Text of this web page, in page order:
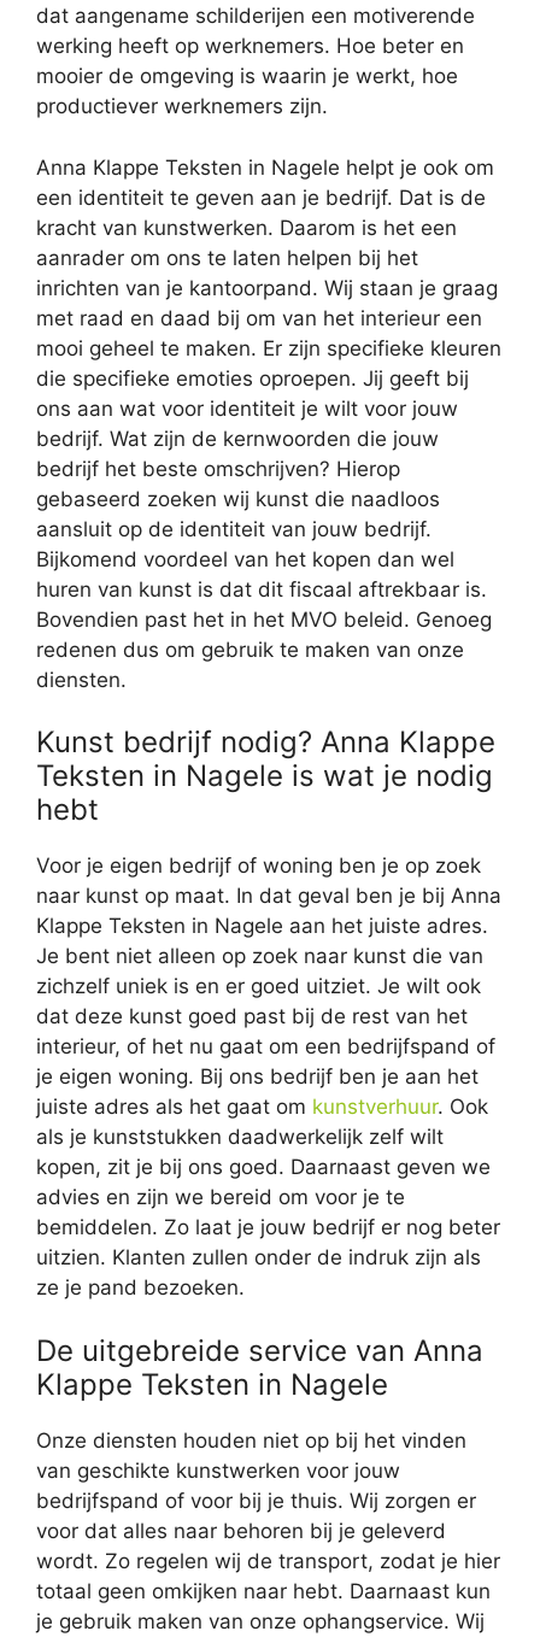
dat aangename schilderijen een motiverende
werking heeft op werknemers. Hoe beter en
mooier de omgeving is waarin je werkt, hoe
productiever werknemers zijn.
Anna Klappe Teksten in Nagele helpt je ook om
een identiteit te geven aan je bedrijf. Dat is de
kracht van kunstwerken. Daarom is het een
aanrader om ons te laten helpen bij het
inrichten van je kantoorpand. Wij staan je graag
met raad en daad bij om van het interieur een
mooi geheel te maken. Er zijn specifieke kleuren
die specifieke emoties oproepen. Jij geeft bij
ons aan wat voor identiteit je wilt voor jouw
bedrijf. Wat zijn de kernwoorden die jouw
bedrijf het beste omschrijven? Hierop
gebaseerd zoeken wij kunst die naadloos
aansluit op de identiteit van jouw bedrijf.
Bijkomend voordeel van het kopen dan wel
huren van kunst is dat dit fiscaal aftrekbaar is.
Bovendien past het in het MVO beleid. Genoeg
redenen dus om gebruik te maken van onze
diensten.
Kunst bedrijf nodig? Anna Klappe
Teksten in Nagele is wat je nodig
hebt
Voor je eigen bedrijf of woning ben je op zoek
naar kunst op maat. In dat geval ben je bij Anna
Klappe Teksten in Nagele aan het juiste adres.
Je bent niet alleen op zoek naar kunst die van
zichzelf uniek is en er goed uitziet. Je wilt ook
dat deze kunst goed past bij de rest van het
interieur, of het nu gaat om een bedrijfspand of
je eigen woning. Bij ons bedrijf ben je aan het
juiste adres als het gaat om kunstverhuur. Ook
als je kunststukken daadwerkelijk zelf wilt
kopen, zit je bij ons goed. Daarnaast geven we
advies en zijn we bereid om voor je te
bemiddelen. Zo laat je jouw bedrijf er nog beter
uitzien. Klanten zullen onder de indruk zijn als
ze je pand bezoeken.
De uitgebreide service van Anna
Klappe Teksten in Nagele
Onze diensten houden niet op bij het vinden
van geschikte kunstwerken voor jouw
bedrijfspand of voor bij je thuis. Wij zorgen er
voor dat alles naar behoren bij je geleverd
wordt. Zo regelen wij de transport, zodat je hier
totaal geen omkijken naar hebt. Daarnaast kun
je gebruik maken van onze ophangservice. Wij